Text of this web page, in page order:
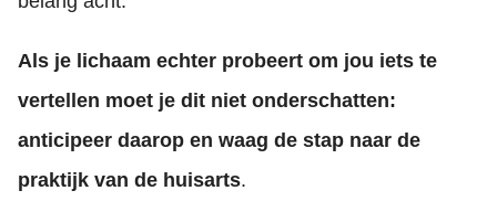
Als je lichaam echter probeert om jou iets te
vertellen moet je dit niet onderschatten:
anticipeer daarop en waag de stap naar de
praktijk van de huisarts.